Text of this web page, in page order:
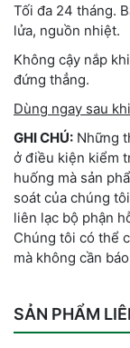
Tối đa 24 tháng.
lửa, nguồn nhiệt.
Không cậy nắp
đứng thẳng.
Dùng ngay sau
GHI CHÚ: Những
ở điều kiện kiểm
huống mà sản
soát của chúng
liên lạc bộ phận
Chúng tôi có thể
mà không cần
SẢN PHẨM